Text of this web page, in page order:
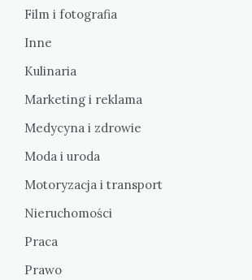
Film i fotografia
Inne
Kulinaria
Marketing i reklama
Medycyna i zdrowie
Moda i uroda
Motoryzacja i transport
Nieruchomości
Praca
Prawo